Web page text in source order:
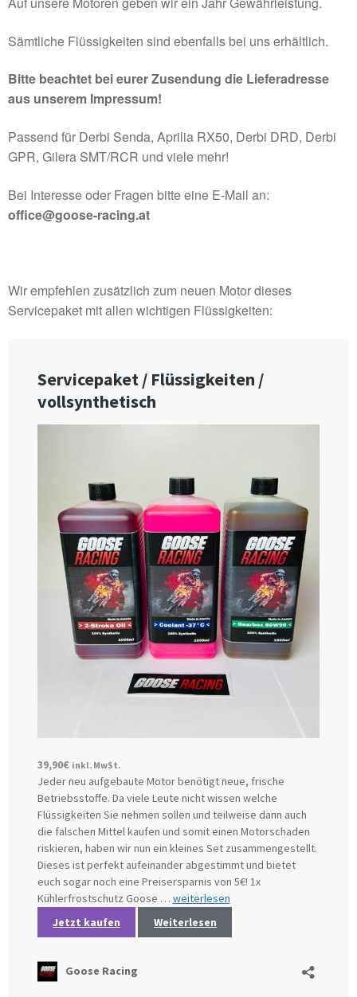
Sämtliche Flüssigkeiten sind ebenfalls bei uns erhältlich.
Bitte beachtet bei eurer Zusendung die Lieferadresse
aus unserem Impressum!
Passend für Derbi Senda, Aprilia RX50, Derbi DRD, Derbi
GPR, Gilera SMT/RCR und viele mehr!
Bei Interesse oder Fragen bitte eine E-Mail an:
office@goose-racing.at
Wir empfehlen zusätzlich zum neuen Motor dieses
Servicepaket mit allen wichtigen Flüssigkeiten: